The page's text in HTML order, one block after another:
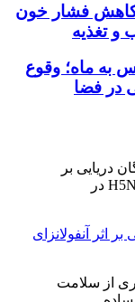
کاهش فشار خون
و تغذیه
به ماه؛ وقوع
در فضا
اثر آنفولانزای